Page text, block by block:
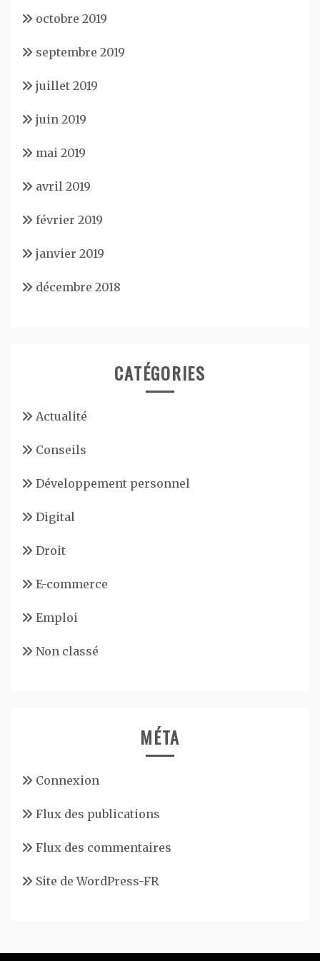
octobre 2019
septembre 2019
juillet 2019
juin 2019
mai 2019
avril 2019
février 2019
janvier 2019
décembre 2018
CATÉGORIES
Actualité
Conseils
Développement personnel
Digital
Droit
E-commerce
Emploi
Non classé
MÉTA
Connexion
Flux des publications
Flux des commentaires
Site de WordPress-FR